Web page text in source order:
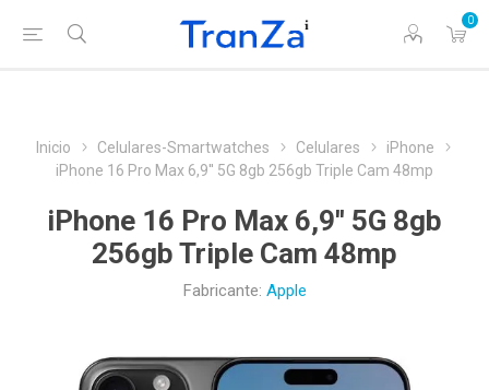
0
Inicio Celulares-Smartwatches Celulares
iPhone
iPhone 16 Pro Max 6,9'' 5G 8gb 256gb Triple Cam 48mp
iPhone 16 Pro Max 6,9'' 5G 8gb
256gb Triple Cam 48mp
Fabricante: Apple